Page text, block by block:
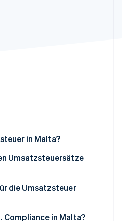
in Malta?
Umsatzsteuersätze
die Umsatzsteuer
in Malta?